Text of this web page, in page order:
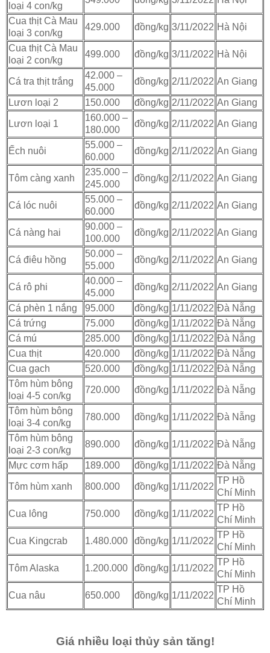
loại 4 con/kg
Cua thịt Cà Mau
loại 3 con/kg
429.000 đồng/kg 3/11/2022 Hà Nội
Cua thịt Cà Mau
loại 2 con/kg
499.000 đồng/kg 3/11/2022 Hà Nội
Cá tra thịt trắng
42.000 –
45.000
đồng/kg 2/11/2022 An Giang
Lươn loại 2 150.000 đồng/kg 2/11/2022 An Giang
Lươn loại 1
160.000 –
180.000
đồng/kg 2/11/2022 An Giang
Ếch nuôi
55.000 –
60.000
đồng/kg 2/11/2022 An Giang
Tôm càng xanh
235.000 –
245.000
đồng/kg 2/11/2022 An Giang
Cá lóc nuôi
55.000 –
60.000
đồng/kg 2/11/2022 An Giang
Cá nàng hai
90.000 –
100.000
đồng/kg 2/11/2022 An Giang
Cá điêu hồng
50.000 –
55.000
đồng/kg 2/11/2022 An Giang
Cá rô phi
40.000 –
45.000
đồng/kg 2/11/2022 An Giang
Cá phèn 1 nắng 95.000 đồng/kg 1/11/2022 Đà Nẵng
Cá trứng
75.000 đồng/kg 1/11/2022 Đà Nẵng
Cá mú
285.000 đồng/kg 1/11/2022 Đà Nẵng
Cua thịt
420.000 đồng/kg 1/11/2022 Đà Nẵng
Cua gạch
520.000 đồng/kg 1/11/2022 Đà Nẵng
Tôm hùm bông
loại 4-5 con/kg
720.000 đồng/kg 1/11/2022 Đà Nẵng
Tôm hùm bông
loại 3-4 con/kg
780.000 đồng/kg 1/11/2022 Đà Nẵng
Tôm hùm bông
loại 2-3 con/kg
890.000 đồng/kg 1/11/2022 Đà Nẵng
Mực cơm hấp 189.000 đồng/kg 1/11/2022 Đà Nẵng
Tôm hùm xanh 800.000 đồng/kg 1/11/2022
TP Hồ
Chí Minh
Cua lông 750.000 đồng/kg 1/11/2022
TP Hồ
Chí Minh
Cua Kingcrab 1.480.000 đồng/kg 1/11/2022
TP Hồ
Chí Minh
Tôm Alaska 1.200.000 đồng/kg 1/11/2022
TP Hồ
Chí Minh
Cua nâu 650.000 đồng/kg 1/11/2022
TP Hồ
Chí Minh
Giá nhiều loại thủy sản tăng!